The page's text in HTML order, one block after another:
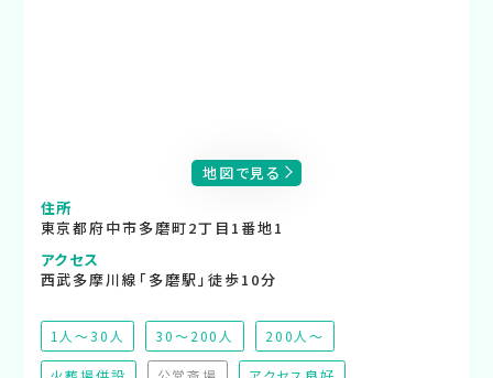
地図で見る
住所
東京都府中市多磨町2丁目1番地1
アクセス
西武多摩川線「多磨駅」徒歩10分
1人～30人 30～200人 200人～